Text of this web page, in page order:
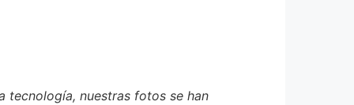
tecnología, nuestras fotos se han